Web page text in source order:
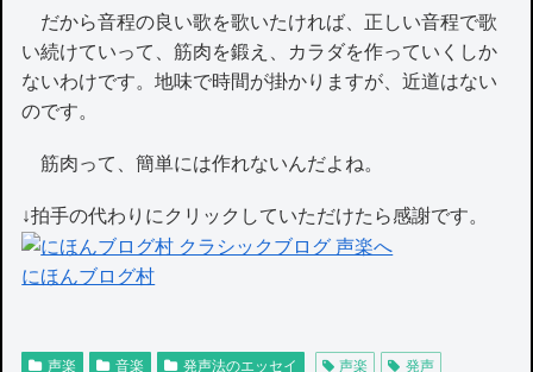
だから音程の良い歌を歌いたければ、正しい音程で歌
い続けていって、筋肉を鍛え、カラダを作っていくしか
ないわけです。地味で時間が掛かりますが、近道はない
のです。
筋肉って、簡単には作れないんだよね。
↓拍手の代わりにクリックしていただけたら感謝です。
にほんブログ村
声楽 音楽 発声法のエッセイ 声楽 発声